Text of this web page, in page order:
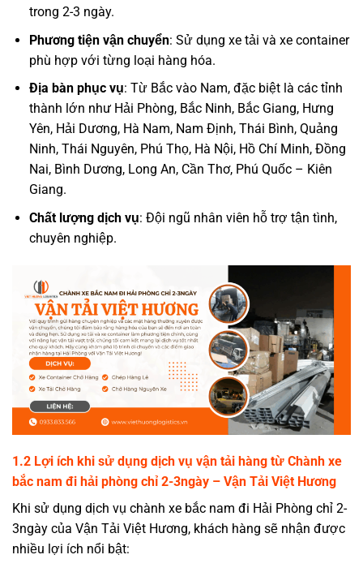
trong 2-3 ngày.
Phương tiện vận chuyển: Sử dụng xe tải và xe container
phù hợp với từng loại hàng hóa.
Địa bàn phục vụ: Từ Bắc vào Nam, đặc biệt là các tỉnh
thành lớn như Hải Phòng, Bắc Ninh, Bắc Giang, Hưng
Yên, Hải Dương, Hà Nam, Nam Định, Thái Bình, Quảng
Ninh, Thái Nguyên, Phú Thọ, Hà Nội, Hồ Chí Minh, Đồng
Nai, Bình Dương, Long An, Cần Thơ, Phú Quốc – Kiên
Giang.
Chất lượng dịch vụ: Đội ngũ nhân viên hỗ trợ tận tình,
chuyên nghiệp.
1.2 Lợi ích khi sử dụng dịch vụ vận tải hàng từ Chành xe
bắc nam đi hải phòng chỉ 2-3ngày – Vận Tải Việt Hương
Khi sử dụng dịch vụ chành xe bắc nam đi Hải Phòng chỉ 2-
3ngày của Vận Tải Việt Hương, khách hàng sẽ nhận được
nhiều lợi ích nổi bật: